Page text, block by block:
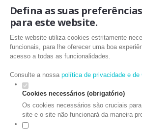
Defina as suas
para este website.
Este website utiliza cookies estritamente
funcionais, para lhe oferecer uma boa
acesso a todas as funcionalidades.
Consulte a nossa política de privacidade e de
Cookies necessários (obrigatório)
Os cookies necessários são cruciais
site e o site não funcionará da maneira